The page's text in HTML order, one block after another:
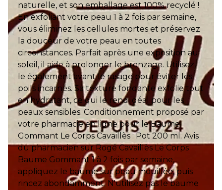
naturelle, et son emballage est 100% recyclé !
En exfoliant votre peau 1 à 2 fois par semaine,
vous éliminez les cellules mortes et préservez
la douceur de votre peau en toutes
circonstances. Parfait après une exposition au
soleil, il aide à prolonger le bronzage. Utilisez-
le également avant le rasage pour éviter les
poils incarnés. Sa texture fondante exfolie tout
en hydratant, ce qui le rend idéal pour les
peaux sensibles. Conditionnement proposé par
votre pharmacie en ligne pour le Baume
Gommant Le Corps Cavaillès : Pot 200 ml. Avis
du pharmacien sur Rogé Cavaillès Le Corps
Baume Gommant 1 à 2 fois par semaine,
appliquez le baume sur peau mouillée, puis
rincez abondamment. N'utilisez pas le baume